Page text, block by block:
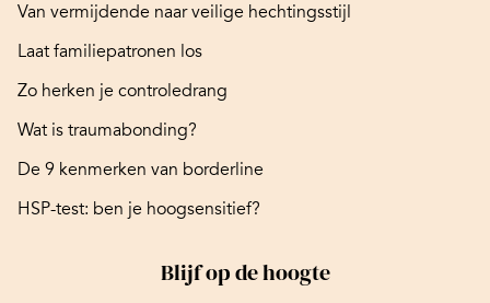
Van vermijdende naar veilige hechtingsstijl
Laat familiepatronen los
Zo herken je controledrang
Wat is traumabonding?
De 9 kenmerken van borderline
HSP-test: ben je hoogsensitief?
Blijf op de hoogte